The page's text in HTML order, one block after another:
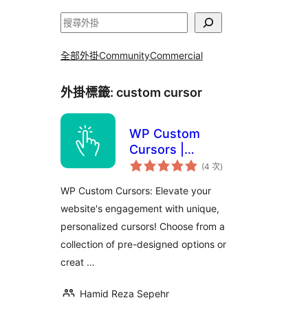
搜
全部外掛CommunityCommercial
外掛標籤: custom cursor
WP Custom
Cursors |
WordPress Cursor
(4 次評
分)
WP Custom Cursors: Elevate your
website's engagement with unique,
personalized cursors! Choose from a
collection of pre-designed options or
creat …
Hamid Reza Sepehr